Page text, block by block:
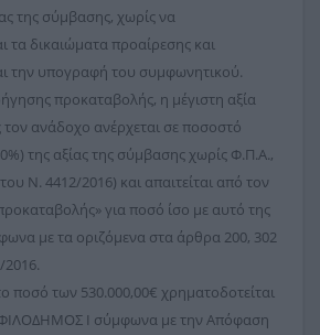
της σύμβασης, χωρίς να
τα δικαιώματα προαίρεσης και
την υπογραφή του συμφωνητικού.
προκαταβολής, η μέγιστη αξία
ανάδοχο ανέρχεται σε ποσοστό
της αξίας της σύμβασης χωρίς Φ.Π.Α.,
Ν. 4412/2016) και απαιτείται από τον
για ποσό ίσο με αυτό της
με τα οριζόμενα στα άρθρα 200, 302
ποσό των 530.000,00€ χρηματοδοτείται
Ι σύμφωνα με την Απόφαση